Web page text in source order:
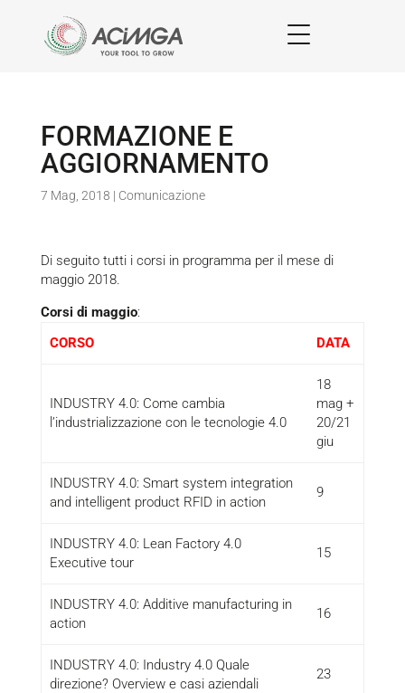
FORMAZIONE E
AGGIORNAMENTO
7 Mag, 2018 | Comunicazione
Di seguito tutti i corsi in programma per il mese di
maggio 2018.
Corsi di maggio:
CORSO
DATA
INDUSTRY 4.0: Come cambia
l’industrializzazione con le tecnologie 4.0
18
mag +
20/21
giu
INDUSTRY 4.0: Smart system integration
and intelligent product RFID in action
9
INDUSTRY 4.0: Lean Factory 4.0
Executive tour
15
INDUSTRY 4.0: Additive manufacturing in
action
16
INDUSTRY 4.0: Industry 4.0 Quale
direzione? Overview e casi aziendali
23